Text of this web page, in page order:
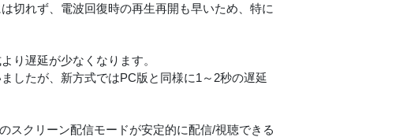
切れず、電波回復時の再生再開も早いため、特に
り遅延が少なくなります。
したが、新方式ではPC版と同様に1～2秒の遅延
スクリーン配信モードが安定的に配信/視聴できる